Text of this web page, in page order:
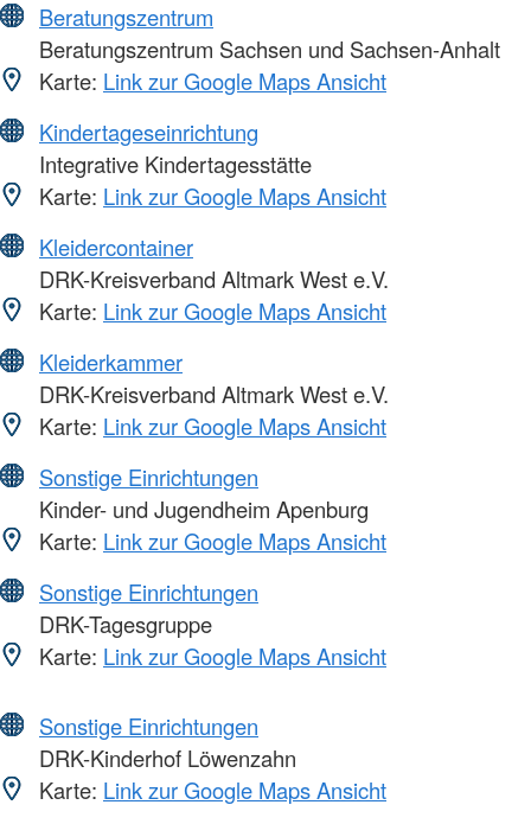
Beratungszentrum
Beratungszentrum Sachsen und Sachsen-Anhalt
Karte: Link zur Google Maps Ansicht
Kindertageseinrichtung
Integrative Kindertagesstätte
Karte: Link zur Google Maps Ansicht
Kleidercontainer
DRK-Kreisverband Altmark West e.V.
Karte: Link zur Google Maps Ansicht
Kleiderkammer
DRK-Kreisverband Altmark West e.V.
Karte: Link zur Google Maps Ansicht
Sonstige Einrichtungen
Kinder- und Jugendheim Apenburg
Karte: Link zur Google Maps Ansicht
Sonstige Einrichtungen
DRK-Tagesgruppe
Karte: Link zur Google Maps Ansicht
Sonstige Einrichtungen
DRK-Kinderhof Löwenzahn
Karte: Link zur Google Maps Ansicht